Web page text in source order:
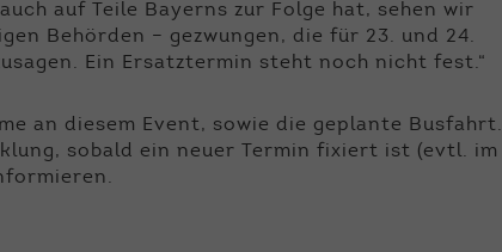
auf Teile Bayerns zur Folge hat, sehen wir
Behörden – gezwungen, die für 23. und 24.
Ein Ersatztermin steht noch nicht fest.“
an diesem Event, sowie die geplante Busfahrt.
sobald ein neuer Termin fixiert ist (evtl. im